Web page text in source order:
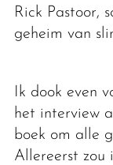
Rick Pastoor,
geheim van
Ik dook even
het interview
boek om alle
Allereerst zou